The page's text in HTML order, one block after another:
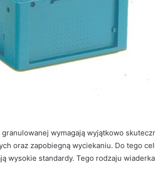
wymagają wyjątkowo
oraz zapobiegną wyciekaniu. Do tego
wysokie standardy. Tego rodzaju